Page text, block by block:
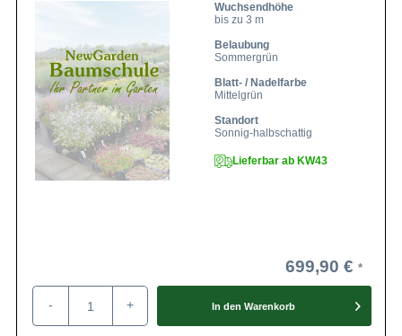
Wuchsendhöhe
bis zu 3 m
Belaubung
Sommergrün
Blatt- / Nadelfarbe
Mittelgrün
Standort
Sonnig-halbschattig
Lieferbar ab KW43
699,90 €
- + In den Warenkorb